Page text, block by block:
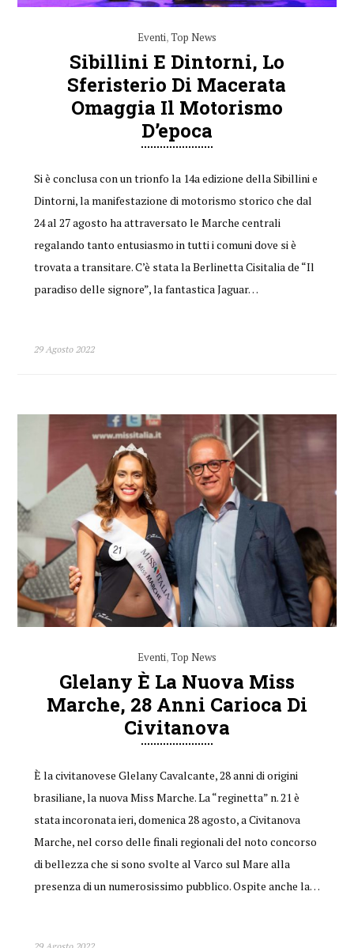
Eventi,Top News
Sibillini E Dintorni, Lo
Sferisterio Di Macerata
Omaggia Il Motorismo
D’epoca
Si è conclusa con un trionfo la 14a edizione della Sibillini e
Dintorni, la manifestazione di motorismo storico che dal
24 al 27 agosto ha attraversato le Marche centrali
regalando tanto entusiasmo in tutti i comuni dove si è
trovata a transitare. C’è stata la Berlinetta Cisitalia de “Il
paradiso delle signore”, la fantastica Jaguar…
29 Agosto 2022
Eventi,Top News
Glelany È La Nuova Miss
Marche, 28 Anni Carioca Di
Civitanova
È la civitanovese Glelany Cavalcante, 28 anni di origini
brasiliane, la nuova Miss Marche. La “reginetta” n. 21 è
stata incoronata ieri, domenica 28 agosto, a Civitanova
Marche, nel corso delle finali regionali del noto concorso
di bellezza che si sono svolte al Varco sul Mare alla
presenza di un numerosissimo pubblico. Ospite anche la…